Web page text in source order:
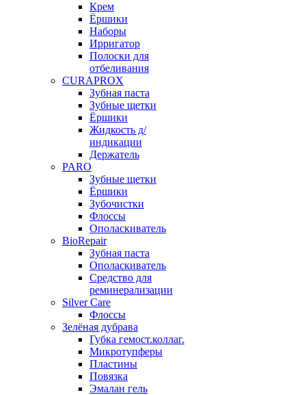
Крем
Ёршики
Наборы
Ирригатор
Полоски для
отбеливания
CURAPROX
Зубная паста
Зубные щетки
Ёршики
Жидкость д/
индикации
Держатель
PARO
Зубные щетки
Ёршики
Зубочистки
Флоссы
Ополаскиватель
BioRepair
Зубная паста
Ополаскиватель
Средство для
реминерализации
Silver Care
Флоссы
Зелёная дубрава
Губка гемост.коллаг.
Микротупферы
Пластины
Повязка
Эмалан гель